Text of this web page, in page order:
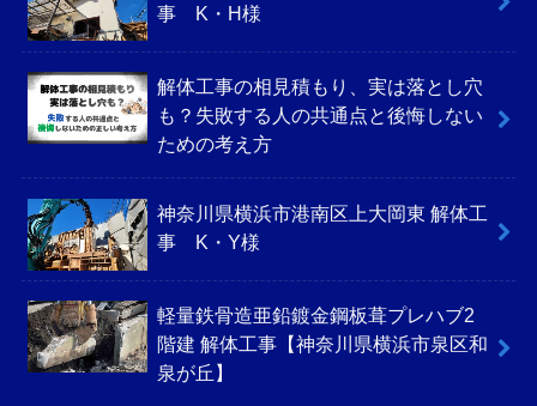
事 K・H様
解体工事の相見積もり、実は落とし穴
も？失敗する人の共通点と後悔しない
ための考え方
神奈川県横浜市港南区上大岡東 解体工
事 K・Y様
軽量鉄骨造亜鉛鍍金鋼板葺プレハブ2
階建 解体工事【神奈川県横浜市泉区和
泉が丘】